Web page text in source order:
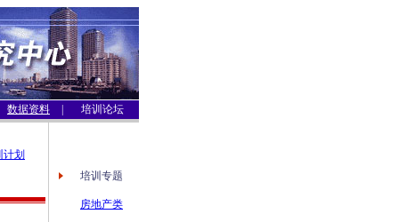
数据资料
培训论坛
划
培训专题
房地产类